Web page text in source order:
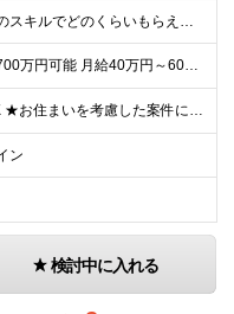
＼ぶっちゃけ、今のスキルでどのくらいもらえる？といった相談にも乗ります！／ ◎学歴不問 ◎C言語の読み書きができる方 ≪こんな方も歓迎します≫ ・新しい技術に挑戦したい方 ・将来のキャリアや給与につ
★前給保証★年収700万円可能 月給40万円～60万円＋各種手当＋残業代全額支給 ＼代表が単価も還元も徹底交渉！／ 代表が直接取引先と交渉し、単価を強気に提示。 そこで得た利益は、しっかりメンバー
★フルリモートOK ★お住まいを考慮した案件にアサインします ★転勤なし＆U/Iターン歓迎 【本社】愛知県名古屋市中村区名駅4丁目8-26 エニシオ名駅16F ┗関東・関西・愛知・九州のプロジェクト
ン
検討中に入れる